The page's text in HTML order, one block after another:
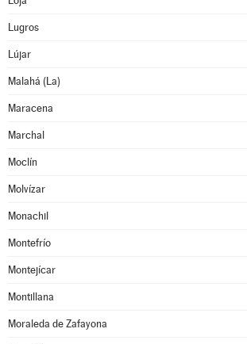
Lugros
Lújar
Malahá (La)
Maracena
Marchal
Moclín
Molvízar
Monachil
Montefrío
Montejícar
Montillana
Moraleda de Zafayona